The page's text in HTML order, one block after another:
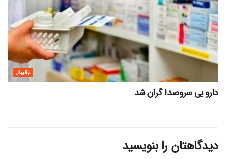
والیبال
دارو بی سروصدا گران شد
دیدگاهتان را بنویسید